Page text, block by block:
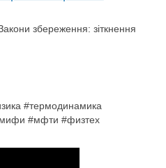
#термодинамика
#мфти #физтех